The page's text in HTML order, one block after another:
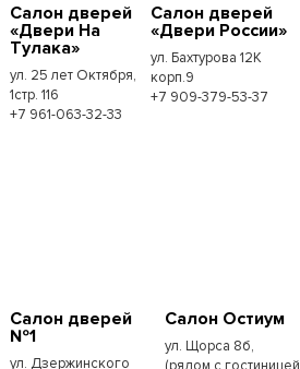
Салон дверей
«Двери На
Тулака»
ул. 25 лет Октября,
1стр. 116
+7 961-063-32-33
Салон дверей
«Двери России»
ул. Бахтурова 12К
корп.9
+7 909-379-53-37
Салон дверей
№1
ул. Дзержинского
Салон Остиум
ул. Щорса 8б,
(рядом с гостиницей